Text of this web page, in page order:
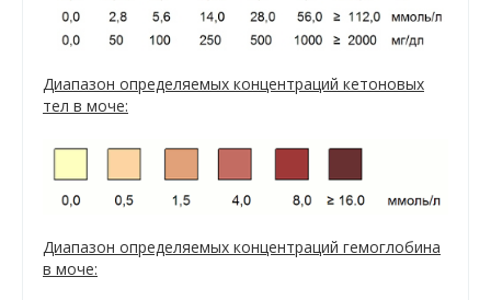
Диапазон определяемых концентраций кетоновых
тел в моче:
Диапазон определяемых концентраций гемоглобина
в моче: